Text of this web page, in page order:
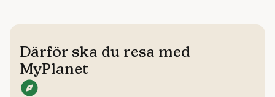
Därför ska du resa med
MyPlanet